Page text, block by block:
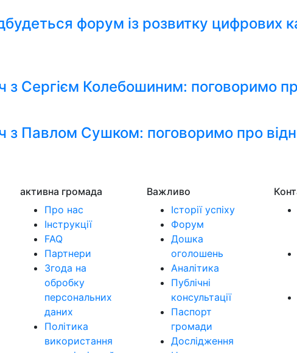
форум із розвитку цифрових
з Сергієм Колебошиним: поговоримо
з Павлом Сушком: поговоримо про
активна громада
Про нас
Інструкції
FAQ
Партнери
Згода на
обробку
персональних
даних
Політика
використання
Важливо
Історії успіху
Форум
Дошка
оголошень
Аналітика
Публічні
консультації
Паспорт
громади
Дослідження